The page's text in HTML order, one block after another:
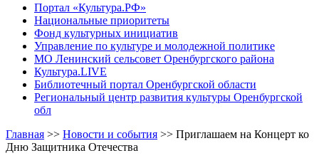
Портал «Культура.РФ»
Национальные приоритеты
Фонд культурных инициатив
Управление по культуре и молодежной политике
МО Ленинский сельсовет Оренбургского района
Культура.LIVE
Библиотечный портал Оренбургской области
Региональный центр развития культуры Оренбургской
обл
Главная >> Новости и события >> Приглашаем на Концерт ко
Дню Защитника Отечества